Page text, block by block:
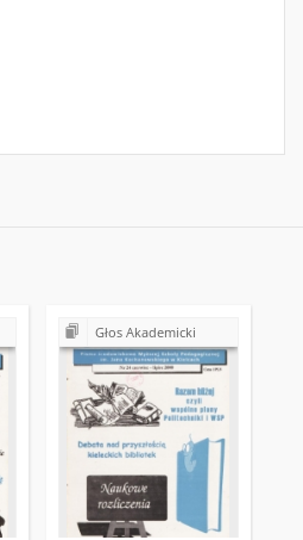
Głos Akademicki